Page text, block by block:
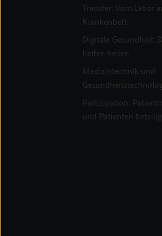
Transfer: Vom Labor
Krankenbett
Digitale Gesundheit:
helfen heilen
Medizintechnik und
Partizipation:
und Patienten